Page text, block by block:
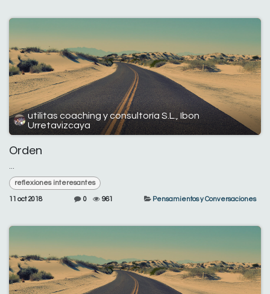
utilitas coaching y consultoría S.L., Ibon
Urretavizcaya
Orden
reflexiones interesantes
11 oct 2018 0 961 Pensamientos y Conversaciones